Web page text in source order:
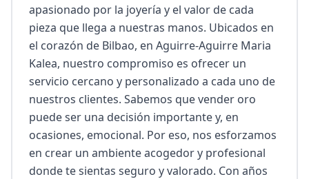
apasionado por la joyería y el valor de cada
pieza que llega a nuestras manos. Ubicados en
el corazón de Bilbao, en Aguirre-Aguirre Maria
Kalea, nuestro compromiso es ofrecer un
servicio cercano y personalizado a cada uno de
nuestros clientes. Sabemos que vender oro
puede ser una decisión importante y, en
ocasiones, emocional. Por eso, nos esforzamos
en crear un ambiente acogedor y profesional
donde te sientas seguro y valorado. Con años